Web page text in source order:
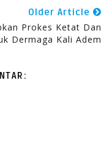
Older Article
Prokes Ketat Dan
Dermaga Kali Adem